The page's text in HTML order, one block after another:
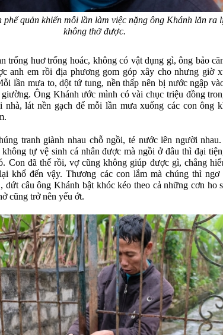
phế quản khiến mỗi lần làm việc nặng ông Khánh lăn ra
không thở được.
trống huơ trống hoác, không có vật dụng gì, ông bảo
anh em rồi địa phương gom góp xây cho nhưng giờ
lần mưa to, dột tứ tung, nền thấp nên bị nước ngập
giường. Ông Khánh ước mình có vài chục triệu đồng
nhà, lát nền gạch để mỗi lần mưa xuống các con ông
tranh giành nhau chỗ ngồi, té nước lên người
tự vệ sinh cá nhân được mà ngồi ở đâu thì đại
Con đã thế rồi, vợ cũng không giúp được gì, chẳng
khổ đến vậy. Thương các con lắm mà chúng thì ngơ
dứt câu ông Khánh bật khóc kéo theo cả những cơn ho
cũng trở nên yếu ớt.